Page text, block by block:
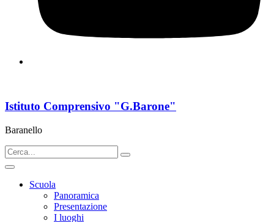
Istituto Comprensivo "G.Barone"
Baranello
Scuola
Panoramica
Presentazione
I luoghi